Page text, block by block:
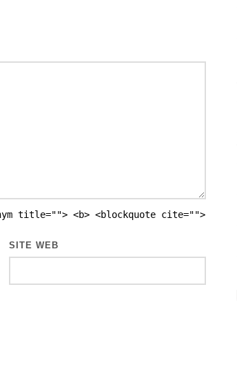
title=""> <b> <blockquote cite="">
SITE WEB